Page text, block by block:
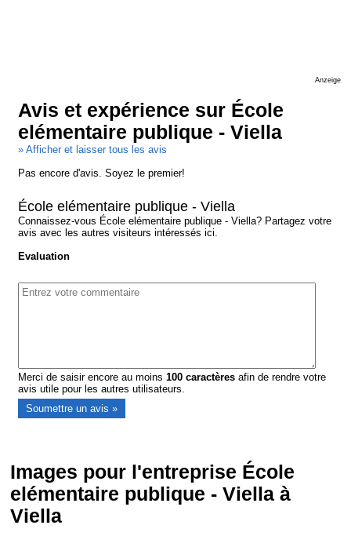
Anzeige
Avis et expérience sur École
elémentaire publique - Viella
» Afficher et laisser tous les avis
Pas encore d'avis. Soyez le premier!
École elémentaire publique - Viella
Connaissez-vous École elémentaire publique - Viella? Partagez votre
avis avec les autres visiteurs intéressés ici.
Evaluation
Merci de saisir encore au moins100 caractères afin de rendre votre
avis utile pour les autres utilisateurs.
Images pour l'entreprise École
elémentaire publique - Viella à
Viella